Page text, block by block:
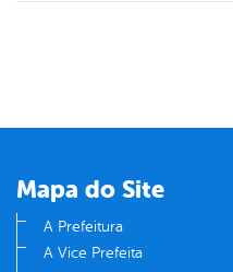
Mapa do Site
A Prefeitura
A Vice Prefeita